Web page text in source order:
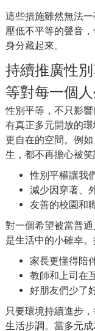
這些措施雖然無法
壓低不平等的聲音
身分藏起來。
持續推廣性
等對每一個
性別平等，不只影響
有真正多元開放的
更自在的空間。例
生，都不再擔心被笑
性別平權讓我
減少因穿著、
友善的校園和
對一個希望被當普
是生活中的小確幸
家長更懂得陪
教師和上司在
好朋友們少了
只要環境持續進步
生活步調。當多元